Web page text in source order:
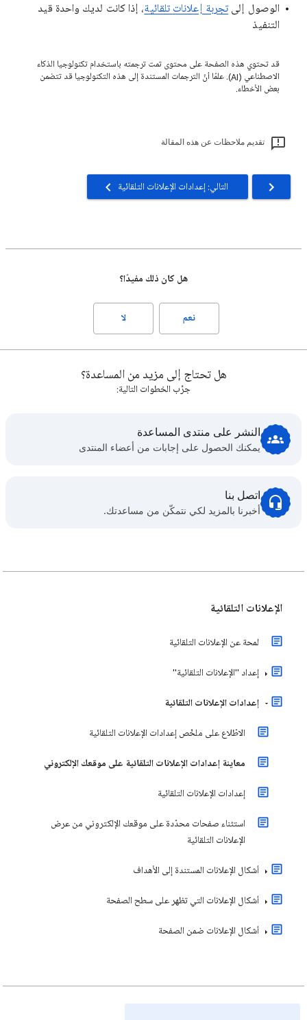
الوصول إلى تجربة إعلانات تلقائية، إذا كانت لديك واحدة قيد
التنفيذ
قد تحتوي هذه الصفحة على محتوى تمت ترجمته باستخدام تكنولوجيا الذكاء
الاصطناعي (AI). علمًا أنّ الترجمات المستندة إلى هذه التكنولوجيا قد تتضمن
بعض الأخطاء.
تقديم ملاحظات عن هذه المقالة
التالي: إعدادات الإعلانات التلقائية
هل كان ذلك مفيدًا؟
نعم لا
هل تحتاج إلى مزيد من المساعدة؟
جرِّب الخطوات التالية:
النشر على منتدى المساعدة
يمكنك الحصول على إجابات من أعضاء المنتدى
اتصل بنا
أخبرنا بالمزيد لكي نتمكّن من مساعدتك.
الإعلانات التلقائية
لمحة عن الإعلانات التلقائية
إعداد "الإعلانات التلقائية"
إعدادات الإعلانات التلقائية
الاطّلاع على ملخّص إعدادات الإعلانات التلقائية
معاينة إعدادات الإعلانات التلقائية على موقعك الإلكتروني
إعدادات الإعلانات التلقائية
استثناء صفحات محدّدة على موقعك الإلكتروني من عرض
الإعلانات التلقائية
أشكال الإعلانات المستندة إلى الأهداف
أشكال الإعلانات التي تظهر على سطح الصفحة
أشكال الإعلانات ضمن الصفحة